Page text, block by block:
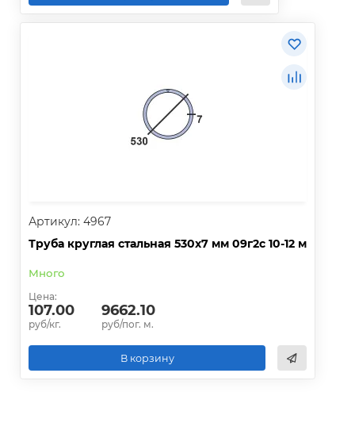
Артикул: 4967
Труба круглая стальная 530х7 мм 09г2с 10-12 м
Много
Цена:
107.00
руб/кг.
9662.10
руб/пог. м.
В корзину